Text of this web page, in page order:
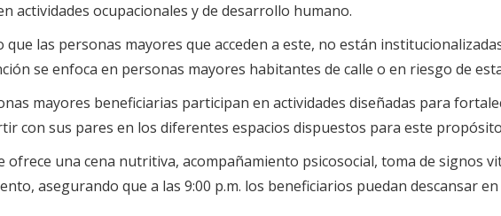
actividades ocupacionales y de desarrollo humano.
las personas mayores que acceden a este, no están
se enfoca en personas mayores habitantes de calle o en riesgo de
mayores beneficiarias participan en actividades diseñadas para
con sus pares en los diferentes espacios dispuestos para este
ofrece una cena nutritiva, acompañamiento psicosocial, toma de signos
asegurando que a las 9:00 p.m. los beneficiarios puedan descansar